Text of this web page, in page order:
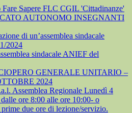
Sapere FLC CGIL 'Cittadinanze'
AUTONOMO INSEGNANTI
di un’assemblea sindacale
2024
sindacale ANIEF del
GENERALE UNITARIO –
2024
Assemblea Regionale Lunedì 4
ore 8:00 alle ore 10:00- o
due ore di lezione/servizio.